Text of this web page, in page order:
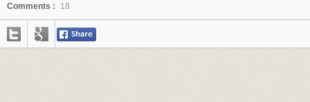
Comments :
18